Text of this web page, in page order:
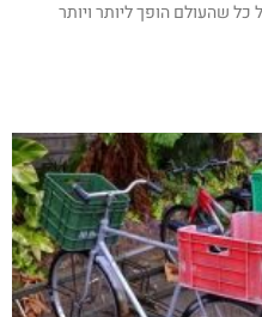
שהעולם הופך ליותר ויותר